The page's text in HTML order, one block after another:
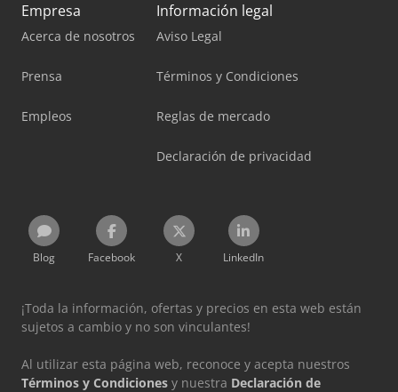
Empresa
Acerca de nosotros
Prensa
Empleos
Información legal
Aviso Legal
Términos y Condiciones
Reglas de mercado
Declaración de privacidad
Blog Facebook X LinkedIn
¡Toda la información, ofertas y precios en esta web están
sujetos a cambio y no son vinculantes!
Al utilizar esta página web, reconoce y acepta nuestros
Términos y Condiciones y nuestra Declaración de